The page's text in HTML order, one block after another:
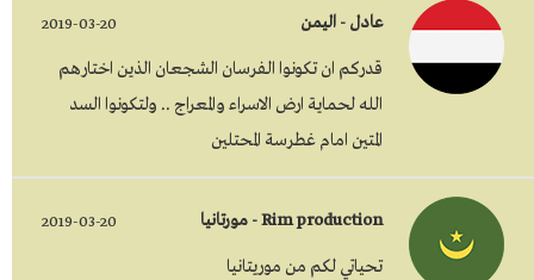
عادل - اليمن 2019-03-20
قدركم ان تكونوا الفرسان الشجعان الذين اختارهم
الله لحماية ارض الاسراء والمعراج .. ولتكونوا السد
المتين امام غطرسة المحتلين
Rim production - مورتانيا 2019-03-20
تحياتي لكم من موريتانيا